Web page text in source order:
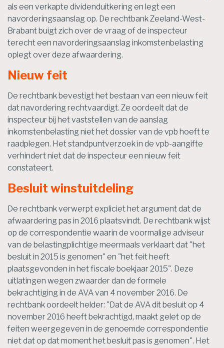
als een verkapte dividenduitkering en legt een
navorderingsaanslag op. De rechtbank Zeeland-West-
Brabant buigt zich over de vraag of de inspecteur
terecht een navorderingsaanslag inkomstenbelasting
oplegt over deze afwaardering.
Nieuw feit
De rechtbank bevestigt het bestaan van een nieuw feit
dat navordering rechtvaardigt. Ze oordeelt dat de
inspecteur bij het vaststellen van de aanslag
inkomstenbelasting niet het dossier van de vpb hoeft te
raadplegen. Het standpuntverzoek in de vpb-aangifte
verhindert niet dat de inspecteur een nieuw feit
constateert.
Besluit winstuitdeling
De rechtbank verwerpt expliciet het argument dat de
afwaardering pas in 2016 plaatsvindt. De rechtbank wijst
op de correspondentie waarin de voormalige adviseur
van de belastingplichtige meermaals verklaart dat "het
besluit in 2015 is genomen" en "het feit heeft
plaatsgevonden in het fiscale boekjaar 2015". Deze
uitlatingen wegen zwaarder dan de formele
bekrachtiging in de AVA van 4 november 2016. De
rechtbank oordeelt helder: "Dat de AVA dit besluit op 4
november 2016 heeft bekrachtigd, maakt gelet op de
feiten weergegeven in de genoemde correspondentie
niet dat op dat moment het besluit pas is genomen". Het